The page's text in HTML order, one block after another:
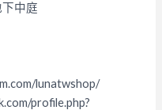
中庭
lunatwshop/
profile.php?